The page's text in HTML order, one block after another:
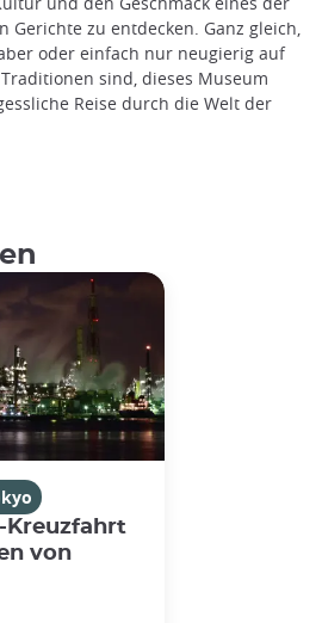
Gerichte zu entdecken. Ganz gleich,
oder einfach nur neugierig auf
sind, dieses Museum
Reise durch die Welt der
Kreuzfahrt
von